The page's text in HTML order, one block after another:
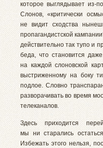
которое выглядывает из-
Слонов, «критически
не видит сходства
пропагандистской
действительно так тупо и
беда, что становится
на каждой слоновской
выстриженному на боку
подлое. Словно
разворачивать во время
телеканалов.
Здесь приходится
мы ни старались
Избежать этого нельзя,